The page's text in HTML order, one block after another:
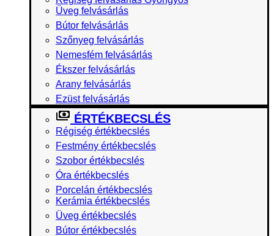
Üveg felvásárlás
Bútor felvásárlás
Szőnyeg felvásárlás
Nemesfém felvásárlás
Ékszer felvásárlás
Arany felvásárlás
Ezüst felvásárlás
ÉRTÉKBECSLÉS
Régiség értékbecslés
Festmény értékbecslés
Szobor értékbecslés
Óra értékbecslés
Porcelán értékbecslés
Kerámia értékbecslés
Üveg értékbecslés
Bútor értékbecslés